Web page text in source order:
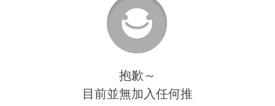
抱歉～
目前並無加入任何推